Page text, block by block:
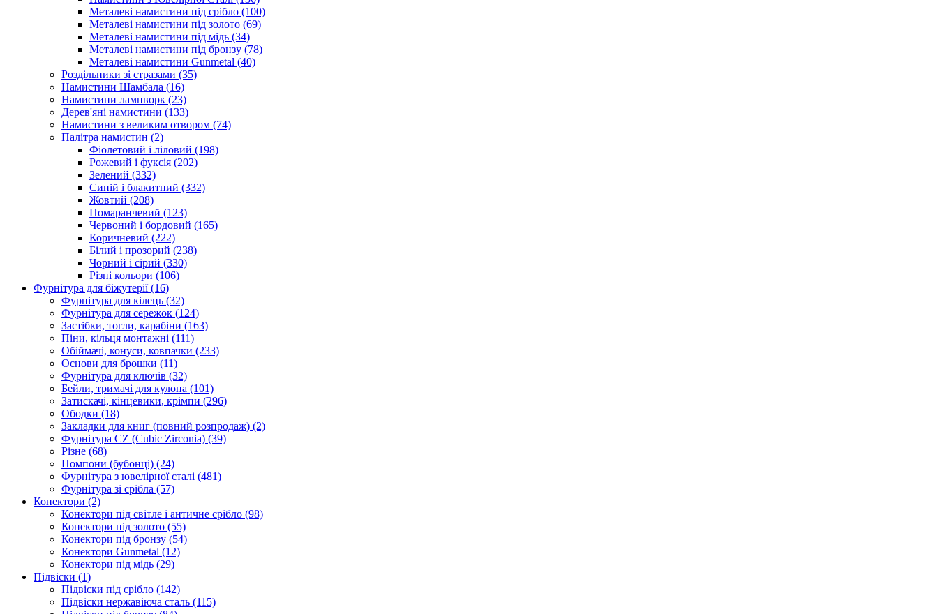
Металеві намистини під срібло (100)
Металеві намистини під золото (69)
Металеві намистини під мідь (34)
Металеві намистини під бронзу (78)
Металеві намистини Gunmetal (40)
Роздільники зі стразами (35)
Намистини Шамбала (16)
Намистини лампворк (23)
Дерев'яні намистини (133)
Намистини з великим отвором (74)
Палітра намистин (2)
Фіолетовий і ліловий (198)
Рожевий і фуксія (202)
Зелений (332)
Синій і блакитний (332)
Жовтий (208)
Помаранчевий (123)
Червоний і бордовий (165)
Коричневий (222)
Білий і прозорий (238)
Чорний і сірий (330)
Різні кольори (106)
Фурнітура для біжутерії(16)
Фурнітура для кілець (32)
Фурнітура для сережок (124)
Застібки, тогли, карабіни (163)
Піни, кільця монтажні (111)
Обіймачі, конуси, ковпачки (233)
Основи для брошки (11)
Фурнітура для ключів (32)
Бейли, тримачі для кулона (101)
Затискачі, кінцевики, крімпи (296)
Ободки (18)
Закладки для книг (повний розпродаж) (2)
Фурнітура CZ (Cubic Zirconia) (39)
Різне (68)
Помпони (бубонці) (24)
Фурнітура з ювелірної сталі (481)
Фурнітура зі срібла (57)
Конектори (2)
Конектори під світле і античне срібло (98)
Конектори під золото (55)
Конектори під бронзу (54)
Конектори Gunmetal (12)
Конектори під мідь (29)
Підвіски (1)
Підвіски під срібло (142)
Підвіски нержавіюча сталь (115)